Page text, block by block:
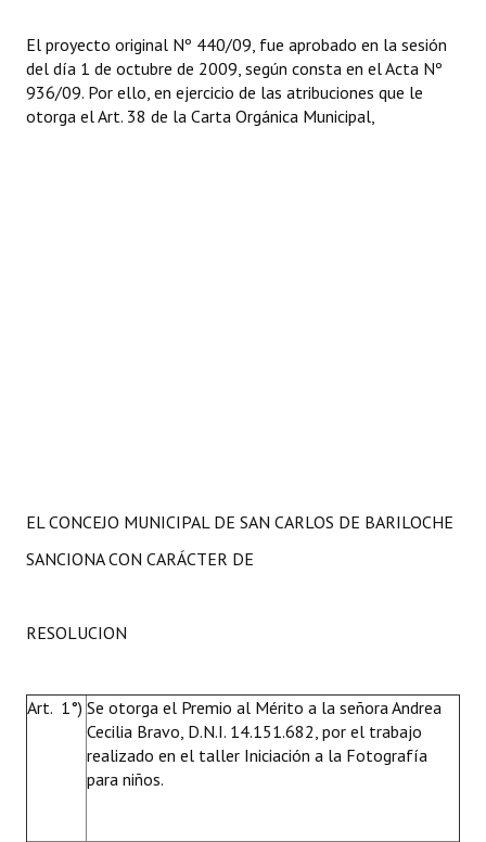
Antiguos Pobladores - Registro
Reconocimientos - Registro
El proyecto original Nº 440/09, fue aprobado en la sesión
del día 1 de octubre de 2009, según consta en el Acta Nº
936/09. Por ello, en ejercicio de las atribuciones que le
otorga el Art. 38 de la Carta Orgánica Municipal,
EL CONCEJO MUNICIPAL DE SAN CARLOS DE BARILOCHE
SANCIONA CON CARÁCTER DE
RESOLUCION
Art. 1°) Se otorga el Premio al Mérito a la señora Andrea
Cecilia Bravo, D.N.I. 14.151.682, por el trabajo
realizado en el taller Iniciación a la Fotografía
para niños.